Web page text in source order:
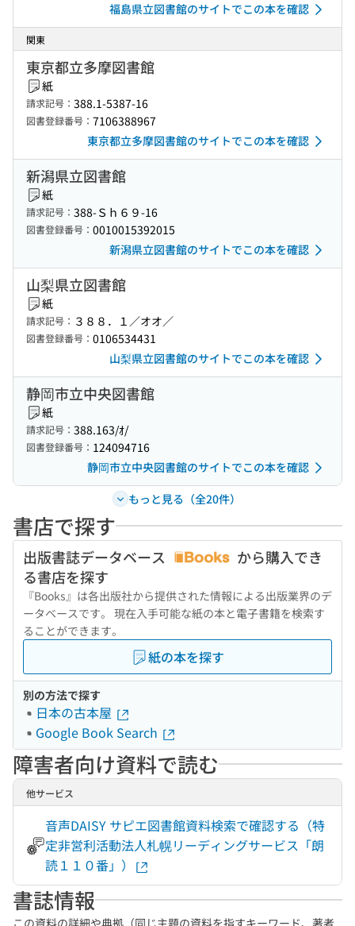
福島県立図書館のサイトでこの本を確認
関東
東京都立多摩図書館
紙
請求記号： 388.1-5387-16
図書登録番号： 7106388967
東京都立多摩図書館のサイトでこの本を確認
新潟県立図書館
紙
請求記号： 388-Ｓｈ６９-16
図書登録番号： 0010015392015
新潟県立図書館のサイトでこの本を確認
山梨県立図書館
紙
請求記号： ３８８．１／オオ／
図書登録番号： 0106534431
山梨県立図書館のサイトでこの本を確認
静岡市立中央図書館
紙
請求記号： 388.163/ｵ/
図書登録番号： 124094716
静岡市立中央図書館のサイトでこの本を確認
もっと見る（全20件）
書店で探す
出版書誌データベース
から購入でき
る書店を探す
『Books』は各出版社から提供された情報による出版業界のデ
ータベースです。 現在入手可能な紙の本と電子書籍を検索す
ることができます。
紙の本を探す
別の方法で探す
日本の古本屋
Google Book Search
障害者向け資料で読む
他サービス
音声DAISY サピエ図書館資料検索で確認する（特
定非営利活動法人札幌リーディングサービス「朗
読１１０番」）
書誌情報
この資料の詳細や典拠（同じ主題の資料を指すキーワード、著者